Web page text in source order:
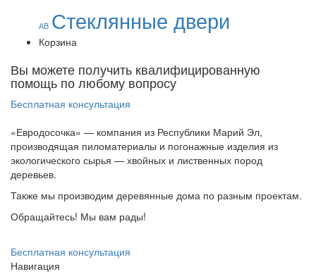
АВ Стеклянные двери
Корзина
Вы можете получить квалифицированную
помощь по любому вопросу
Бесплатная консультация
«Евродосочка» — компания из Республики Марий Эл,
производящая пиломатериалы и погонажные изделия из
экологического сырья — хвойных и лиственных пород
деревьев.
Также мы производим деревянные дома по разным проектам.
Обращайтесь! Мы вам рады!
Бесплатная консультация
Навигация